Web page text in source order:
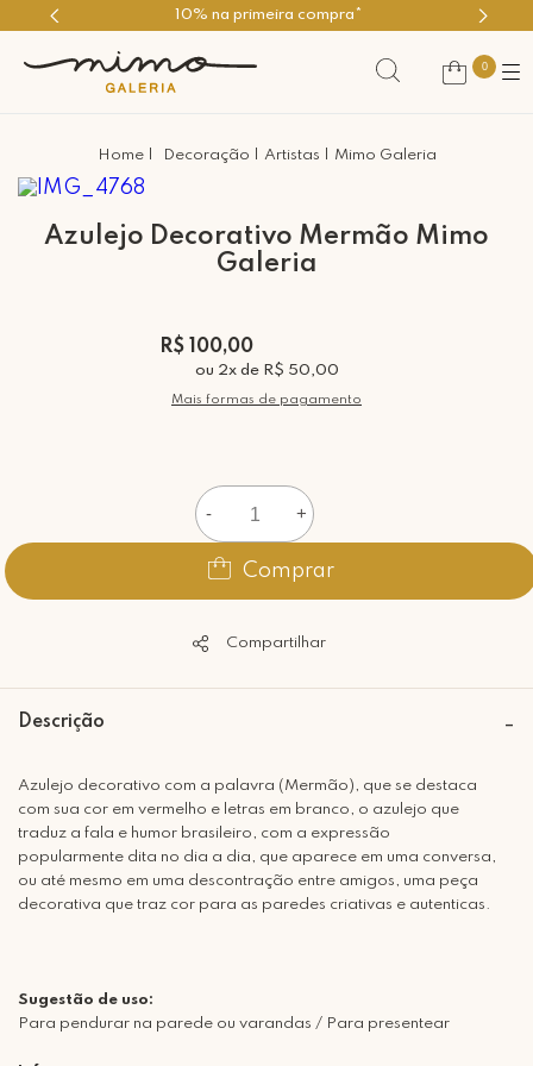
Use o cupom PRIMEIROMIMO
0
Decoração Artistas Mimo Galeria
Azulejo Decorativo Mermão Mimo
Galeria
R$ 100,00
ou 2xde R$ 50,00
Mais formas de pagamento
- +
Comprar
Compartilhar
Descrição
Azulejo decorativo com a palavra (Mermão), que se destaca
com sua cor em vermelho e letras em branco, o azulejo que
traduz a fala e humor brasileiro, com a expressão
popularmente dita no dia a dia, que aparece em uma conversa,
ou até mesmo em uma descontração entre amigos, uma peça
decorativa que traz cor para as paredes criativas e autenticas.
Sugestão de uso:
Para pendurar na parede ou varandas / Para presentear